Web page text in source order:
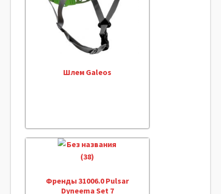
Шлем Galeos
Френды 31006.0 Pulsar
Dyneema Set 7